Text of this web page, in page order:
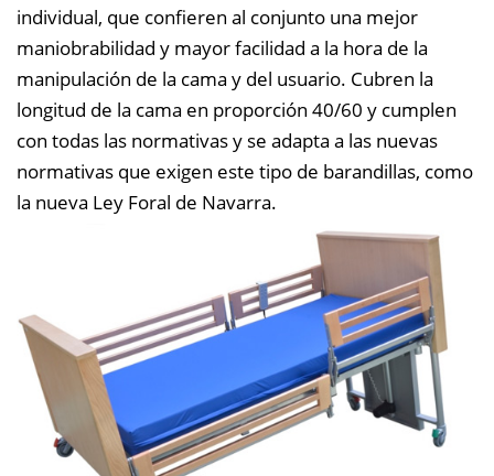
individual, que confieren al conjunto una mejor
maniobrabilidad y mayor facilidad a la hora de la
manipulación de la cama y del usuario. Cubren la
longitud de la cama en proporción 40/60 y cumplen
con todas las normativas y se adapta a las nuevas
normativas que exigen este tipo de barandillas, como
la nueva Ley Foral de Navarra.